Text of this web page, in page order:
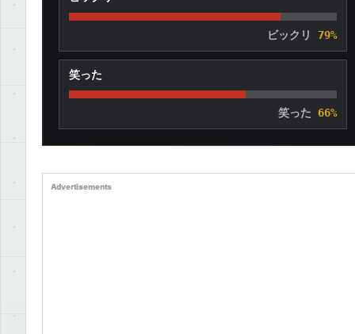
ビックリ 79%
笑った
笑った 66%
Advertisements